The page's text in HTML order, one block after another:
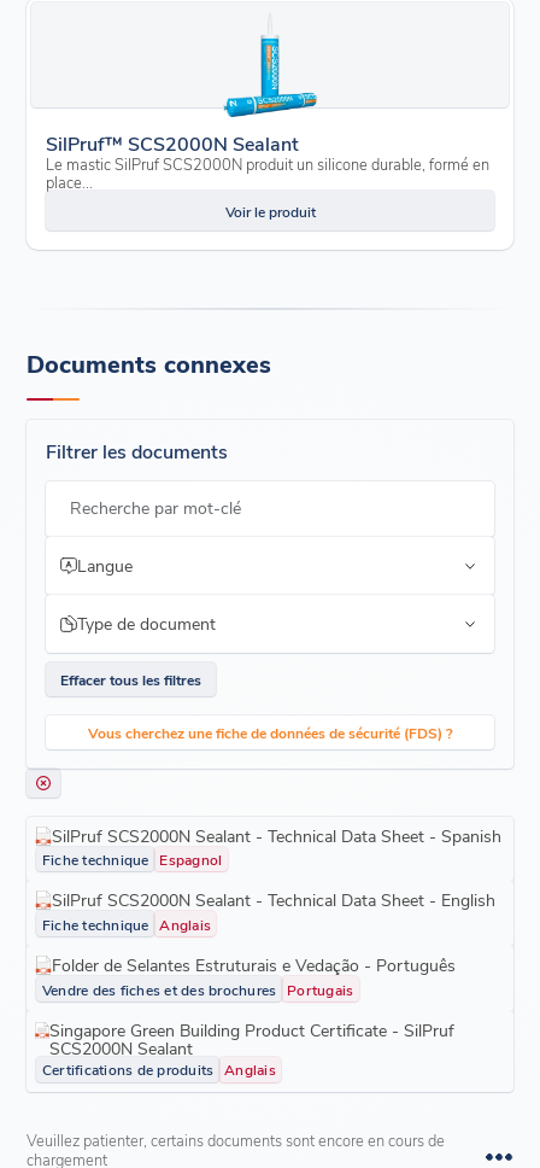
SilPruf™ SCS2000N Sealant
Le mastic SilPruf SCS2000N produit un silicone durable, formé en
place...
Voir le produit
Documents connexes
Filtrer les documents
Recherche par mot-clé
Langue
Type de document
Effacer tous les filtres
Vous cherchez une fiche de données de sécurité (FDS) ?
SilPruf SCS2000N Sealant - Technical Data Sheet - Spanish
Fiche technique Espagnol
SilPruf SCS2000N Sealant - Technical Data Sheet - English
Fiche technique Anglais
Folder de Selantes Estruturais e Vedação - Português
Vendre des fiches et des brochures Portugais
Singapore Green Building Product Certificate - SilPruf
SCS2000N Sealant
Certifications de produits Anglais
Veuillez patienter, certains documents sont encore en cours de
chargement